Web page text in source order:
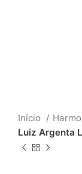
Início
Luiz Argenta